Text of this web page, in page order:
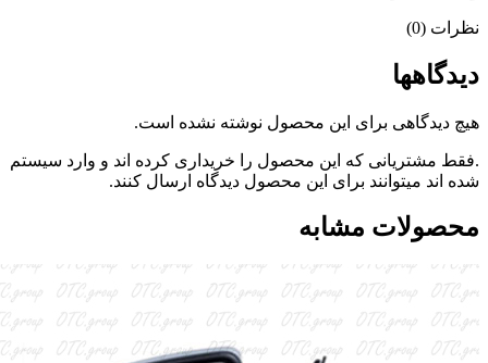
نظرات (0)
دیدگاهها
هیچ دیدگاهی برای این محصول نوشته نشده است.
.فقط مشتریانی که این محصول را خریداری کرده اند و وارد سیستم
شده اند میتوانند برای این محصول دیدگاه ارسال کنند.
محصولات مشابه